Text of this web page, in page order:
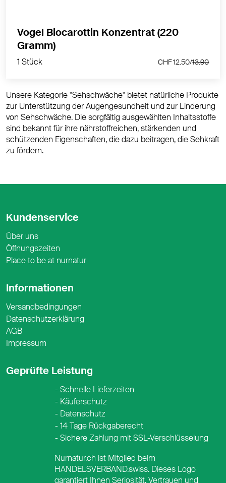
1 Stück
Vogel Biocarottin Konzentrat (220
Gramm)
1 Stück CHF 12.50/13.90
Unsere Kategorie "Sehschwäche" bietet natürliche Produkte
zur Unterstützung der Augengesundheit und zur Linderung
von Sehschwäche. Die sorgfältig ausgewählten Inhaltsstoffe
sind bekannt für ihre nährstoffreichen, stärkenden und
schützenden Eigenschaften, die dazu beitragen, die Sehkraft
zu fördern.
Kundenservice
Über uns
Öffnungszeiten
Place to be at nurnatur
Informationen
Versandbedingungen
Datenschutzerklärung
AGB
Impressum
Geprüfte Leistung
Schnelle Lieferzeiten
Käuferschutz
Datenschutz
14 Tage Rückgaberecht
Sichere Zahlung mit SSL-Verschlüsselung
Nurnatur.ch ist Mitglied beim
HANDELSVERBAND.swiss. Dieses Logo
garantiert Ihnen Seriosität, Vertrauen und